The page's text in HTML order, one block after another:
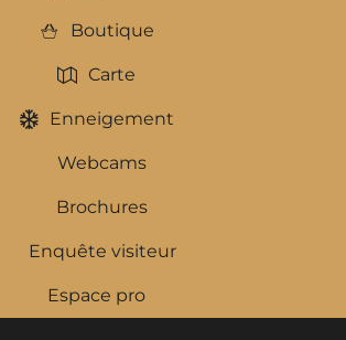
Boutique
Carte
Enneigement
Webcams
Brochures
Enquête visiteur
Espace pro